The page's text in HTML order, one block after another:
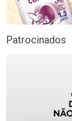
Patrocinados